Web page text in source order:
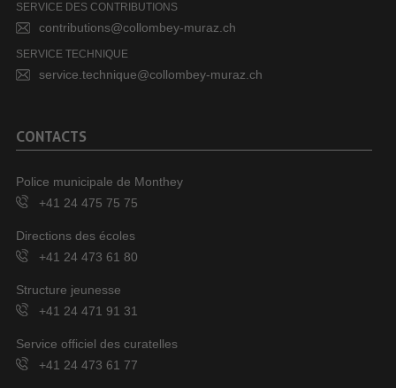
SERVICE DES CONTRIBUTIONS
contributions@collombey-muraz.ch
SERVICE TECHNIQUE
service.technique@collombey-muraz.ch
CONTACTS
Police municipale de Monthey
+41 24 475 75 75
Directions des écoles
+41 24 473 61 80
Structure jeunesse
+41 24 471 91 31
Service officiel des curatelles
+41 24 473 61 77